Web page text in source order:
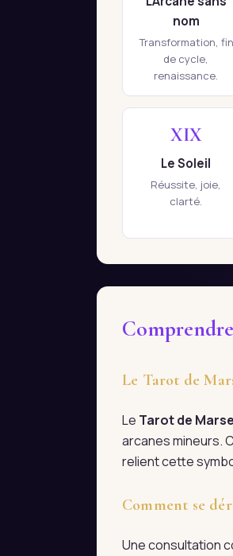
nom
Transformation, fin
de cycle,
renaissance.
XIX
Le Soleil
Réussite, joie,
clarté.
Le Tarot de
Le Tarot de
arcanes mineurs.
relient cette
Comment se
Une consultation